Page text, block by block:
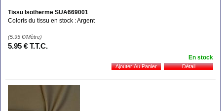
Tissu Isotherme SUA669001
Coloris du tissu en stock : Argent
(5.95 €/Mètre)
5.95 € T.T.C.
En stock